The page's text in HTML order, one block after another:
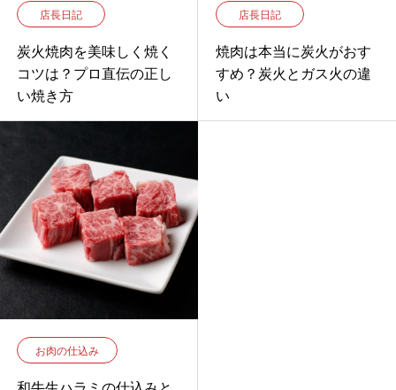
店長日記
炭火焼肉を美味しく焼く
コツは？プロ直伝の正し
い焼き方
店長日記
焼肉は本当に炭火がおす
すめ？炭火とガス火の違
い
お肉の仕込み